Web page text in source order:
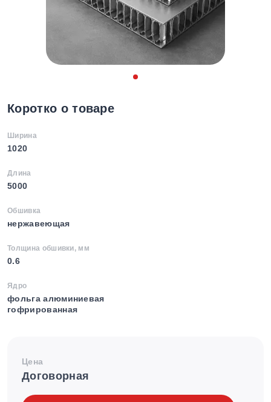
Коротко о товаре
Ширина
1020
Длина
5000
Обшивка
нержавеющая
Толщина обшивки, мм
0.6
Ядро
фольга алюминиевая
гофрированная
Цена
Договорная